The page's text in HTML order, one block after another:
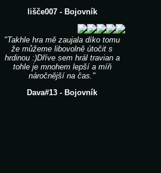
lišče007 - Bojovník
"Takhle hra mě zaujala díko tomu
že můžeme libovolně útočit s
hrdinou :)Dříve sem hrál travian a
tohle je mnohem lepší a míň
náročnější na čas."
Dava#13 - Bojovník